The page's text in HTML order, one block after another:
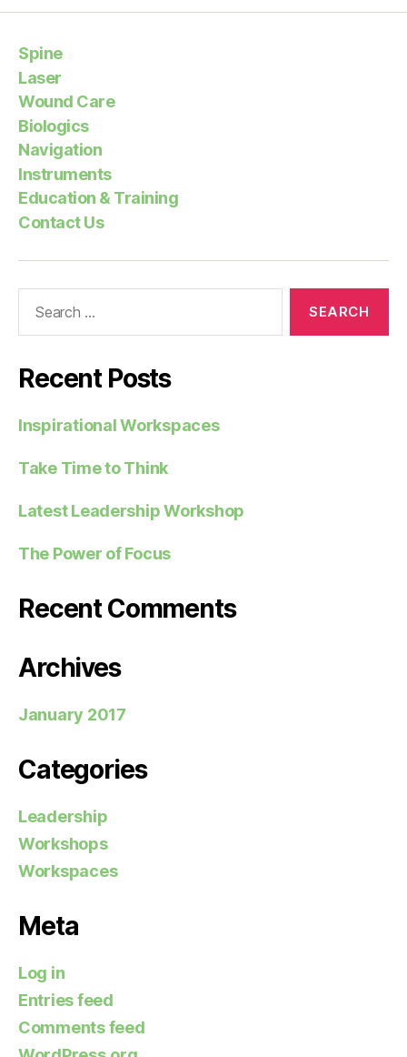
Spine
Laser
Wound Care
Biologics
Navigation
Instruments
Education & Training
Contact Us
Recent Posts
Inspirational Workspaces
Take Time to Think
Latest Leadership Workshop
The Power of Focus
Recent Comments
Archives
January 2017
Categories
Leadership
Workshops
Workspaces
Meta
Log in
Entries feed
Comments feed